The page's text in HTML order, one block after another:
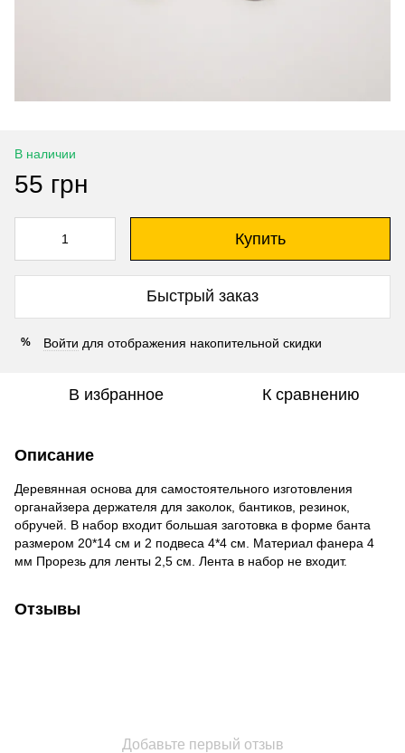
В наличии
55 грн
Купить
Быстрый заказ
% Войти для отображения накопительной скидки
В избранное К сравнению
Описание
Деревянная основа для самостоятельного изготовления
органайзера держателя для заколок, бантиков, резинок,
обручей. В набор входит большая заготовка в форме банта
размером 20*14 см и 2 подвеса 4*4 см. Материал фанера 4
мм Прорезь для ленты 2,5 см. Лента в набор не входит.
Отзывы
Добавьте первый отзыв